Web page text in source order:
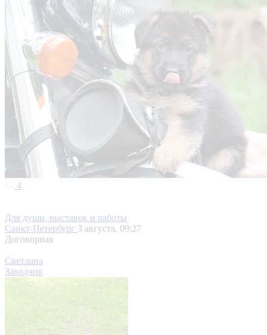
4
Для души, выставок и работы
Санкт-Петербург 3 августа, 09:27
Договорная
Светлана
Заводчик